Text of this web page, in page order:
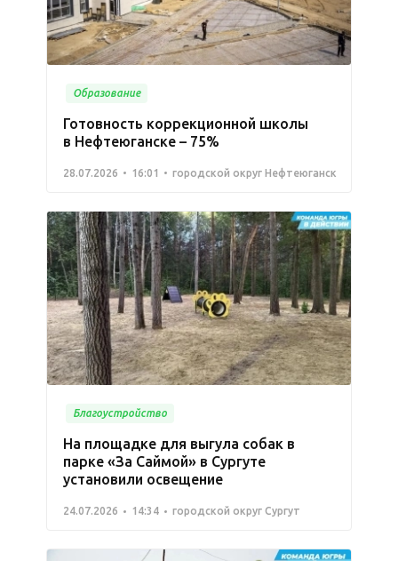
Образование
Готовность коррекционной школы
в Нефтеюганске – 75%
28.07.2026 16:01 городской округ Нефтеюганск
Благоустройство
На площадке для выгула собак в
парке «За Саймой» в Сургуте
установили освещение
24.07.2026 14:34 городской округ Сургут